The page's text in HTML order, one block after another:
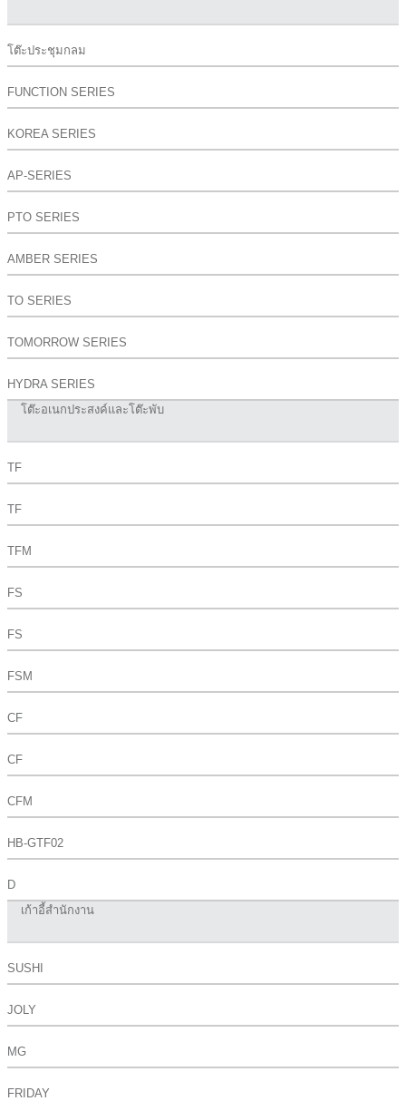
โต๊ะประชุมกลม
FUNCTION SERIES
KOREA SERIES
AP-SERIES
PTO SERIES
AMBER SERIES
TO SERIES
TOMORROW SERIES
HYDRA SERIES
โต๊ะอเนกประสงค์และโต๊ะพับ
TF
TF
TFM
FS
FS
FSM
CF
CF
CFM
HB-GTF02
D
เก้าอี้สำนักงาน
SUSHI
JOLY
MG
FRIDAY